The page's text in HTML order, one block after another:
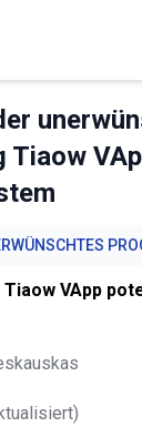
Tiaow
Tiaow VApp